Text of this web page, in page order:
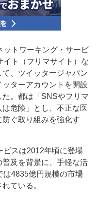
トワーキング・サービ
イト（フリマサイト）な
、ツイッタージャパン
ターアカウントを開設
。都は「SNSやフリマ
危険」とし、不正な医
ぐ取り組みを強化す
スは2012年頃に登場
及を背景に、手軽な活
は4835億円規模の市場
ている。